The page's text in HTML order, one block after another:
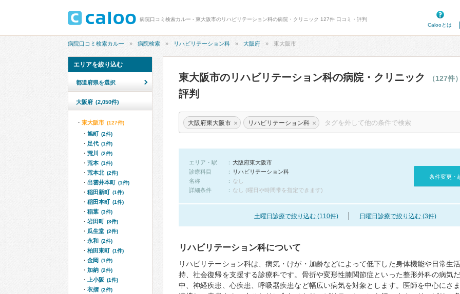
病院口コミ検索カルー - 東大阪市のリハビリテーション科の病院・クリニック 127件 口コミ・評判
Calooとは
病院口コミ検索カルー 病院検索 リハビリテーション科 大阪府 東大阪市
東大阪市のリハビリテーション科の病院・クリニック （127件
評判
大阪府東大阪市 × リハビリテーション科 ×
エリア・駅
大阪府東大阪市
診療科目
リハビリテーション科
名称
なし
詳細条件
なし (曜日や時間帯を指定できます)
条件変更・
土曜日診療で絞り込む (110件) 日曜日診療で絞り込む (3件)
リハビリテーション科について
リハビリテーション科は、病気・けが・加齢などによって低下した身体機能や日常生
持、社会復帰を支援する診療科です。骨折や変形性膝関節症といった整形外科の病気
中、神経疾患、心疾患、呼吸器疾患など幅広い病気を対象とします。医師を中心にさ
エリアを絞り込む
都道府県を選択
大阪府 (2,050件)
東大阪市 (127件)
旭町 (2件)
足代 (1件)
荒川 (2件)
荒本 (1件)
荒本北 (2件)
出雲井本町 (1件)
稲田新町 (1件)
稲田本町 (1件)
稲葉 (3件)
岩田町 (3件)
瓜生堂 (2件)
永和 (2件)
柏田東町 (1件)
金岡 (1件)
加納 (2件)
上小阪 (1件)
衣摺 (2件)